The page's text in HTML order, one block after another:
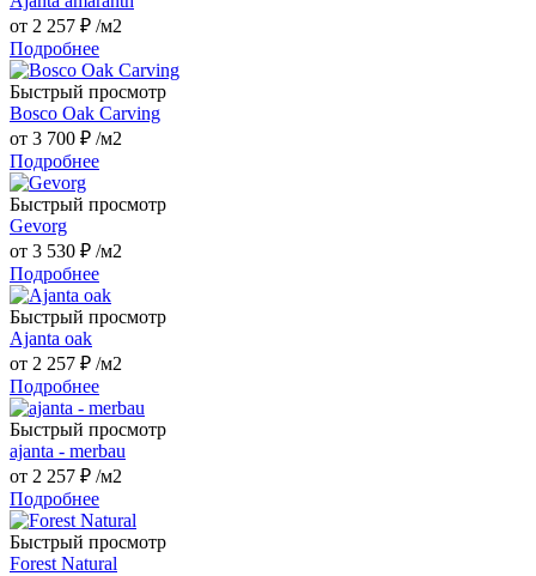
от 2 257 ₽ /м2
Подробнее
Быстрый просмотр
Bosco Oak Carving
от 3 700 ₽ /м2
Подробнее
Быстрый просмотр
Gevorg
от 3 530 ₽ /м2
Подробнее
Быстрый просмотр
Ajanta oak
от 2 257 ₽ /м2
Подробнее
Быстрый просмотр
ajanta - merbau
от 2 257 ₽ /м2
Подробнее
Быстрый просмотр
Forest Natural